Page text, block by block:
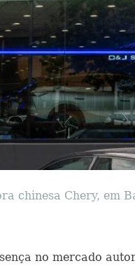
chinesa Chery, em
no mercado